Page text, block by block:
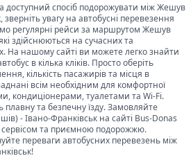
спосіб подорожувати міжЖешув
, зверніть увагу на автобусні перевезення
регулярні рейси за маршрутом Жешув
здійснюються на сучасних та
На нашому сайті ви можете легко знайти
в кілька кліків. Просто оберіть
кількість пасажирів та місця в
всім необхідним для комфортної
кондиціонерами, туалетами та Wi-Fi.
плавну та безпечну їзду. Замовляйте
-Івано-Франківськ на сайті Bus-Donas
сервісом та приємною подорожжю.
переваги автобусних перевезень між
!